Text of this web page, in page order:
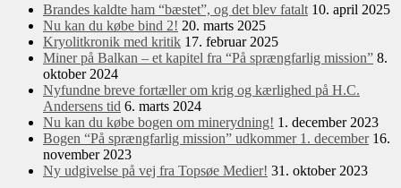
Brandes kaldte ham “bæstet”, og det blev fatalt 10. april 2025
Nu kan du købe bind 2! 20. marts 2025
Kryolitkronik med kritik 17. februar 2025
Miner på Balkan – et kapitel fra “På sprængfarlig mission” 8.
oktober 2024
Nyfundne breve fortæller om krig og kærlighed på H.C.
Andersens tid 6. marts 2024
Nu kan du købe bogen om minerydning! 1. december 2023
Bogen “På sprængfarlig mission” udkommer 1. december 16.
november 2023
Ny udgivelse på vej fra Topsøe Medier! 31. oktober 2023